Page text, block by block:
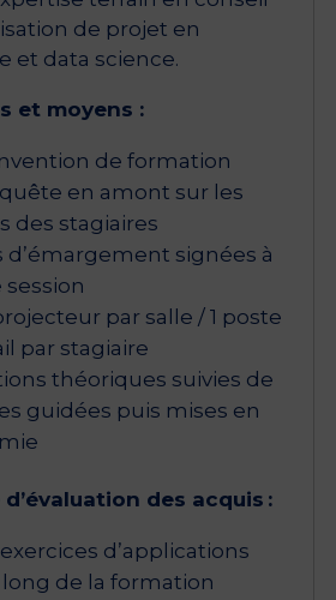
de projet en
et data science.
et moyens :
de formation
en amont sur les
des stagiaires
d’émargement signées à
par salle / 1 poste
par stagiaire
théoriques suivies de
guidées puis mises en
des acquis :
d’applications
de la formation